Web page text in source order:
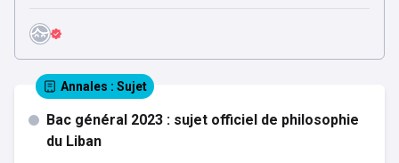
Annales : Sujet
Bac général 2023 : sujet officiel de philosophie
du Liban